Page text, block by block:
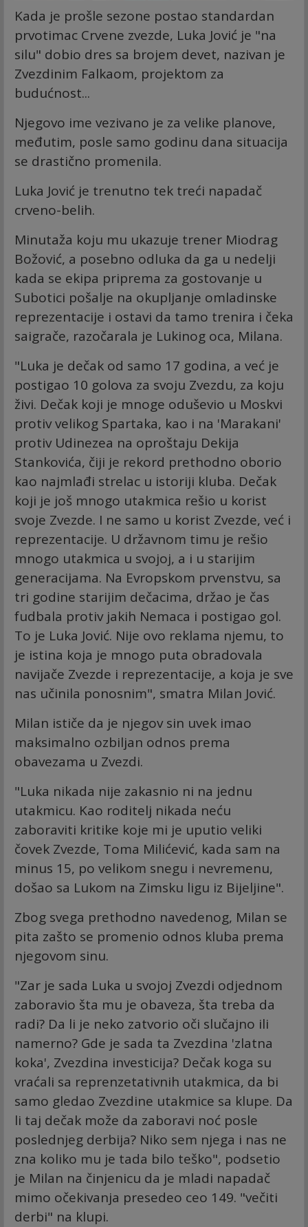
Kada je prošle sezone postao standardan
prvotimac Crvene zvezde, Luka Jović je "na
silu" dobio dres sa brojem devet, nazivan je
Zvezdinim Falkaom, projektom za
budućnost...
Njegovo ime vezivano je za velike planove,
međutim, posle samo godinu dana situacija
se drastično promenila.
Luka Jović je trenutno tek treći napadač
crveno-belih.
Minutaža koju mu ukazuje trener Miodrag
Božović, a posebno odluka da ga u nedelji
kada se ekipa priprema za gostovanje u
Subotici pošalje na okupljanje omladinske
reprezentacije i ostavi da tamo trenira i čeka
saigrače, razočarala je Lukinog oca, Milana.
"Luka je dečak od samo 17 godina, a već je
postigao 10 golova za svoju Zvezdu, za koju
živi. Dečak koji je mnoge oduševio u Moskvi
protiv velikog Spartaka, kao i na 'Marakani'
protiv Udinezea na oproštaju Dekija
Stankovića, čiji je rekord prethodno oborio
kao najmlađi strelac u istoriji kluba. Dečak
koji je još mnogo utakmica rešio u korist
svoje Zvezde. I ne samo u korist Zvezde, već i
reprezentacije. U državnom timu je rešio
mnogo utakmica u svojoj, a i u starijim
generacijama. Na Evropskom prvenstvu, sa
tri godine starijim dečacima, držao je čas
fudbala protiv jakih Nemaca i postigao gol.
To je Luka Jović. Nije ovo reklama njemu, to
je istina koja je mnogo puta obradovala
navijače Zvezde i reprezentacije, a koja je sve
nas učinila ponosnim", smatra Milan Jović.
Milan ističe da je njegov sin uvek imao
maksimalno ozbiljan odnos prema
obavezama u Zvezdi.
"Luka nikada nije zakasnio ni na jednu
utakmicu. Kao roditelj nikada neću
zaboraviti kritike koje mi je uputio veliki
čovek Zvezde, Toma Milićević, kada sam na
minus 15, po velikom snegu i nevremenu,
došao sa Lukom na Zimsku ligu iz Bijeljine".
Zbog svega prethodno navedenog, Milan se
pita zašto se promenio odnos kluba prema
njegovom sinu.
"Zar je sada Luka u svojoj Zvezdi odjednom
zaboravio šta mu je obaveza, šta treba da
radi? Da li je neko zatvorio oči slučajno ili
namerno? Gde je sada ta Zvezdina 'zlatna
koka', Zvezdina investicija? Dečak koga su
vraćali sa reprenzetativnih utakmica, da bi
samo gledao Zvezdine utakmice sa klupe. Da
li taj dečak može da zaboravi noć posle
poslednjeg derbija? Niko sem njega i nas ne
zna koliko mu je tada bilo teško", podsetio
je Milan na činjenicu da je mladi napadač
mimo očekivanja presedeo ceo 149. "večiti
derbi" na klupi.